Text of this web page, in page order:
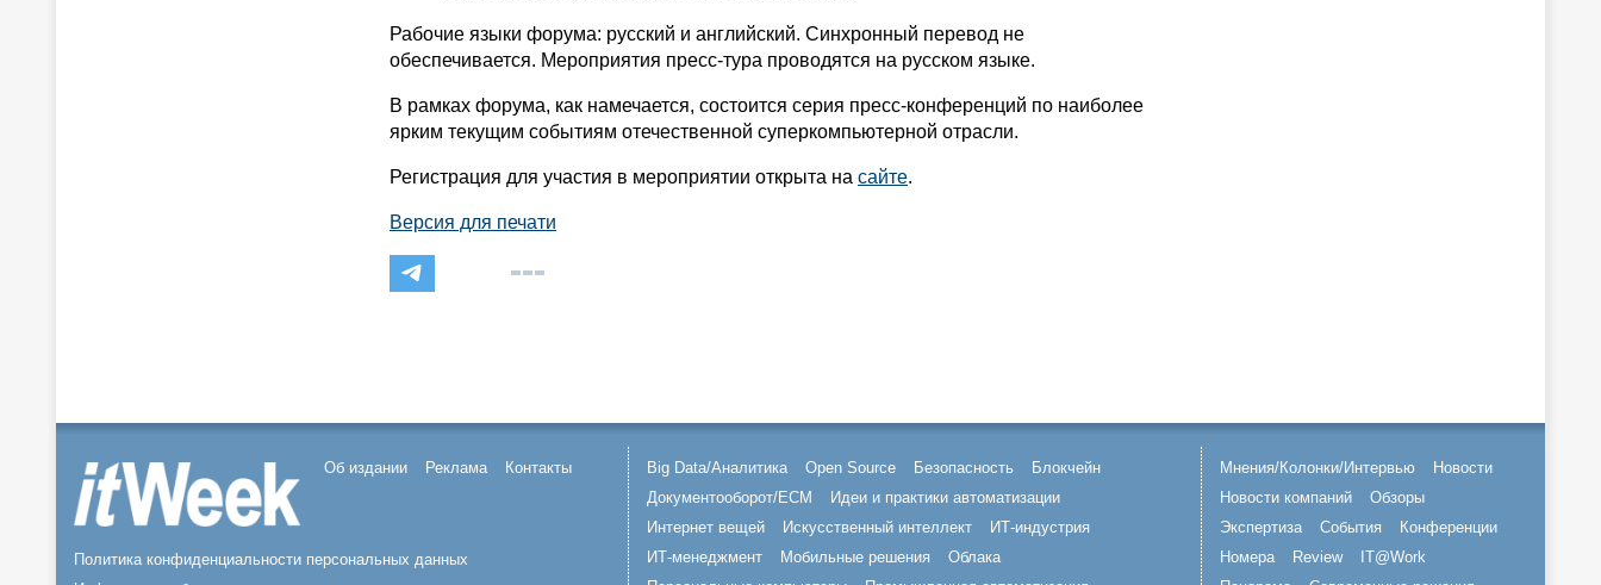
Рабочие языки форума: русский и английский. Синхронный перевод не
обеспечивается. Мероприятия пресс-тура проводятся на русском языке.
В рамках форума, как намечается, состоится серия пресс-конференций по наиболее
ярким текущим событиям отечественной суперкомпьютерной отрасли.
Регистрация для участия в мероприятии открыта на сайте.
Версия для печати
Об издании Реклама Контакты
Политика конфиденциальности персональных данных
Big Data/Аналитика Open Source Безопасность
Блокчейн
Документооборот/ECM
Идеи и практики автоматизации
Интернет вещей
Искусственный интеллект
ИТ-индустрия
ИТ-менеджмент
Мобильные решения
Облака
Мнения/Колонки/Интервью
Новости
Новости компаний
Обзоры
Экспертиза
События
Конференции
Номера
Review
IT@Work